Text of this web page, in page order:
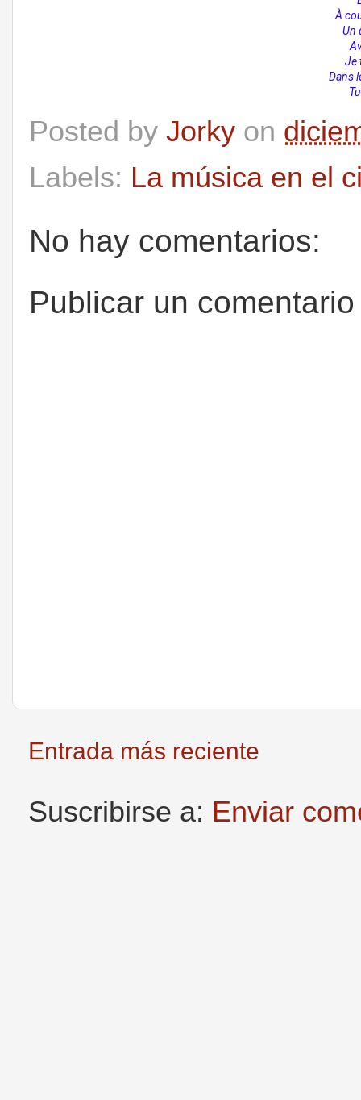
À
Un
Je
Dans
Posted by Jorky on
Labels: La música en el
No hay comentarios:
Publicar un comentario
Entrada más reciente
Suscribirse a: Enviar